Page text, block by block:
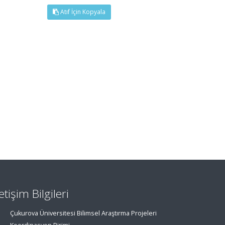
Atıf İçin Kopyala
Bilgileri
Çukurova Üniversitesi Bilimsel Araştırma Projeleri